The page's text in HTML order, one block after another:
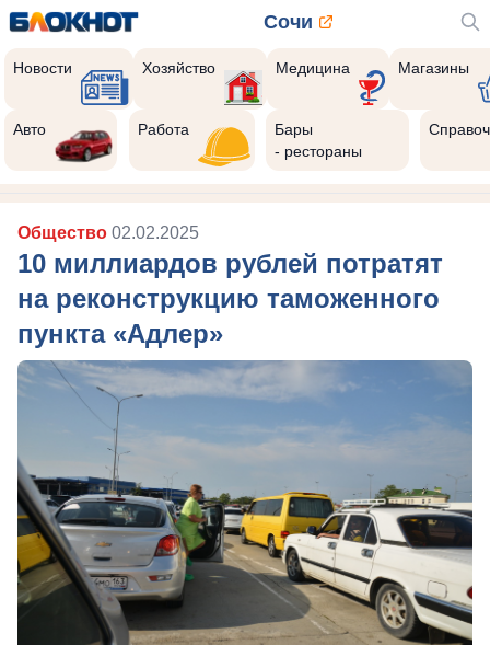
Сочи
Новости Хозяйство Медицина Магазины
Авто Работа
Бары
- рестораны
Общество 02.02.2025
10 миллиардов рублей потратят
на реконструкцию таможенного
пункта «Адлер»